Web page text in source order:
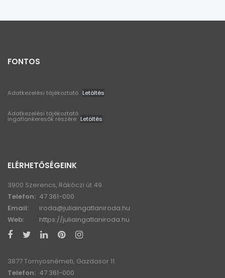
FONTOS
Adatkezelési tájékoztató Letöltés
Adatkezelési tájékoztató
ingatlankeresők részére Letöltés
ELÉRHETŐSÉGEINK
3900 Szerencs, Rákóczi út 49.
Telefon: 47 361-000
Email:
iroda@juliaingatlaniroda.hu
Web:
https://juliaingatlaniroda.hu
3877 Tornyosnémeti, Gazdasor 11.
Telefon: 47 361-000